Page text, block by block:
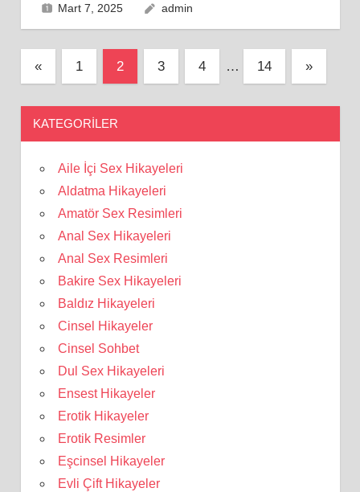
Mart 7, 2025 admin
Yazı
«Previous
Posts
1 2 3 4 … 14
Next
Posts
»
KATEGORILER
Aile İçi Sex Hikayeleri
Aldatma Hikayeleri
Amatör Sex Resimleri
Anal Sex Hikayeleri
Anal Sex Resimleri
Bakire Sex Hikayeleri
Baldız Hikayeleri
Cinsel Hikayeler
Cinsel Sohbet
Dul Sex Hikayeleri
Ensest Hikayeler
Erotik Hikayeler
Erotik Resimler
Eşcinsel Hikayeler
Evli Çift Hikayeler